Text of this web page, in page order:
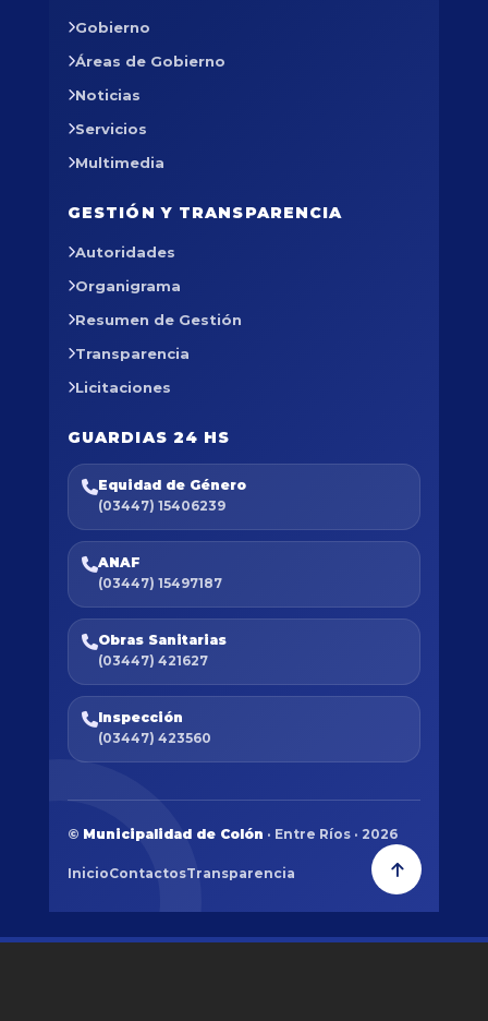
Gobierno
Áreas de Gobierno
Noticias
Servicios
Multimedia
GESTIÓN Y TRANSPARENCIA
Autoridades
Organigrama
Resumen de Gestión
Transparencia
Licitaciones
GUARDIAS 24 HS
Equidad de Género
(03447) 15406239
ANAF
(03447) 15497187
Obras Sanitarias
(03447) 421627
Inspección
(03447) 423560
© Municipalidad de Colón · Entre Ríos · 2026
InicioContactosTransparencia